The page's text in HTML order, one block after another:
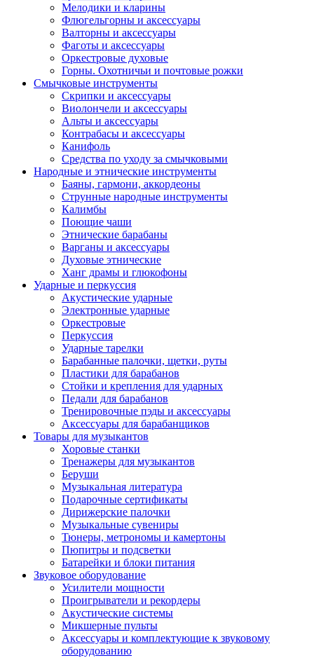
Мелодики и кларины
Флюгельгорны и аксессуары
Валторны и аксессуары
Фаготы и аксессуары
Оркестровые духовые
Горны. Охотничьи и почтовые рожки
Смычковые инструменты
Скрипки и аксессуары
Виолончели и аксессуары
Альты и аксессуары
Контрабасы и аксессуары
Канифоль
Средства по уходу за смычковыми
Народные и этнические инструменты
Баяны, гармони, аккордеоны
Струнные народные инструменты
Калимбы
Поющие чаши
Этнические барабаны
Варганы и аксессуары
Духовые этнические
Ханг драмы и глюкофоны
Ударные и перкуссия
Акустические ударные
Электронные ударные
Оркестровые
Перкуссия
Ударные тарелки
Барабанные палочки, щетки, руты
Пластики для барабанов
Стойки и крепления для ударных
Педали для барабанов
Тренировочные пэды и аксессуары
Аксессуары для барабанщиков
Товары для музыкантов
Хоровые станки
Тренажеры для музыкантов
Беруши
Музыкальная литература
Подарочные сертификаты
Дирижерские палочки
Музыкальные сувениры
Тюнеры, метрономы и камертоны
Пюпитры и подсветки
Батарейки и блоки питания
Звуковое оборудование
Усилители мощности
Проигрыватели и рекордеры
Акустические системы
Микшерные пульты
Аксессуары и комплектующие к звуковому
оборудованию